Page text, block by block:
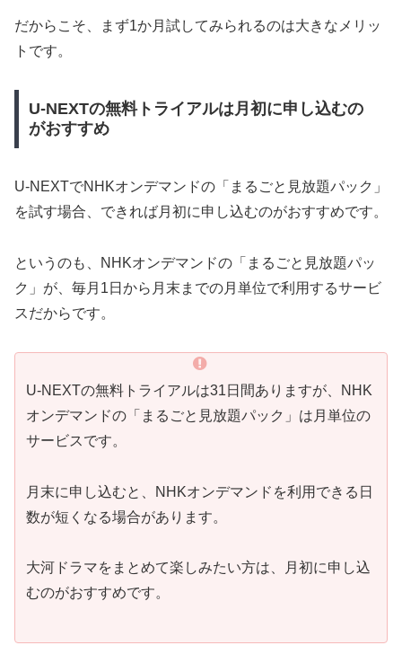
だからこそ、まず1か月試してみられるのは大きなメリッ
トです。
U-NEXTの無料トライアルは月初に申し込むの
がおすすめ
U-NEXTでNHKオンデマンドの「まるごと見放題パック」
を試す場合、できれば月初に申し込むのがおすすめです。
というのも、NHKオンデマンドの「まるごと見放題パッ
ク」が、毎月1日から月末までの月単位で利用するサービ
スだからです。
U-NEXTの無料トライアルは31日間ありますが、NHK
オンデマンドの「まるごと見放題パック」は月単位の
サービスです。
月末に申し込むと、NHKオンデマンドを利用できる日
数が短くなる場合があります。
大河ドラマをまとめて楽しみたい方は、月初に申し込
むのがおすすめです。